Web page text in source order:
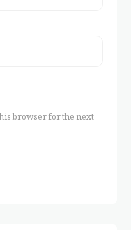
browser for the next